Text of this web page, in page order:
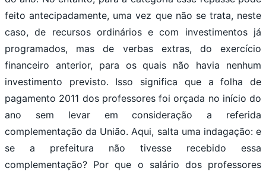
feito antecipadamente, uma vez que não se trata, neste
caso, de recursos ordinários e com investimentos já
programados, mas de verbas extras, do exercício
financeiro anterior, para os quais não havia nenhum
investimento previsto. Isso significa que a folha de
pagamento 2011 dos professores foi orçada no início do
ano sem levar em consideração a referida
complementação da União. Aqui, salta uma indagação: e
se a prefeitura não tivesse recebido essa
complementação? Por que o salário dos professores